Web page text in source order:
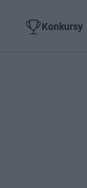
Konkursy